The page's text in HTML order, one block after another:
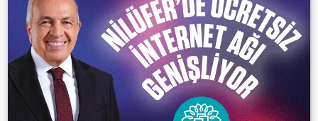
doğa ile uyumlu, karbon salımı yapmayan bir ulaşım
aracı. Uluabat Gölü de Türkiye’nin en önemli sulak
alanlarından biri, karbon emici bir alan. Tropikal
ormanlardan sonra dünyanın en önemli karbon
tutucu alanları sulak alanlardır. O yüzden bu bisiklet
turuyla Uluabat Gölü’nü tanıtmak ve korunması için
çağrıda bulunmak istedik” dedi.